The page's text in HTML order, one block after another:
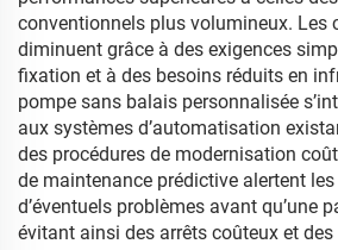
conventionnels plus volumineux. Les
diminuent grâce à des exigences
fixation et à des besoins réduits en
pompe sans balais personnalisée
aux systèmes d’automatisation
des procédures de modernisation
de maintenance prédictive alertent
d’éventuels problèmes avant qu’une
évitant ainsi des arrêts coûteux et